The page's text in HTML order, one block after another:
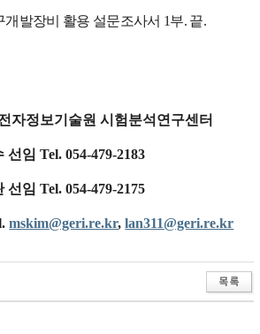
개발장비 활용 설문조사서 1부. 끝.
자정보기술원 시험분석연구센터
선임Tel. 054-479-2183
선임Tel. 054-479-2175
mskim@geri.re.kr,lan311@geri.re.kr